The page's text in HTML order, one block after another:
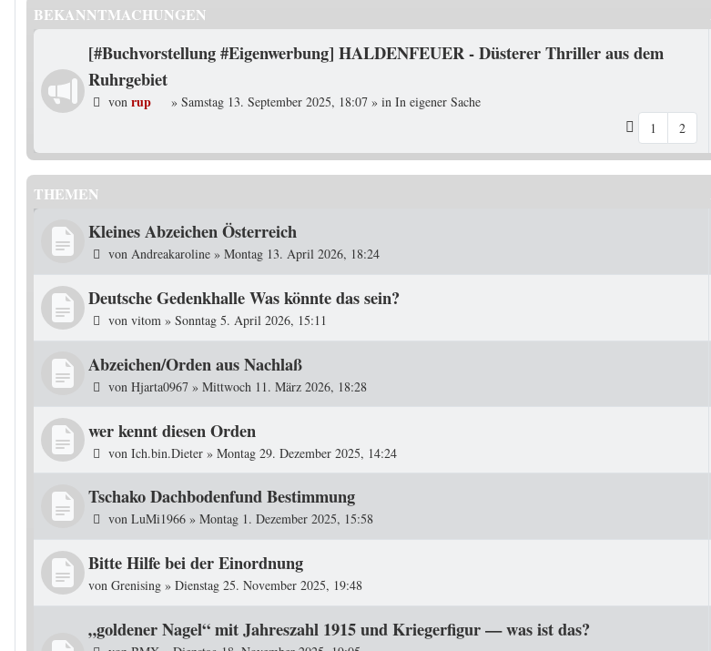
BEKANNTMACHUNGEN
[#Buchvorstellung #Eigenwerbung] HALDENFEUER - Düsterer Thriller aus dem
Ruhrgebiet
von rup » Samstag 13. September 2025, 18:07 » in In eigener Sache
1
2
THEMEN
Kleines Abzeichen Österreich
von Andreakaroline » Montag 13. April 2026, 18:24
Deutsche Gedenkhalle Was könnte das sein?
von vitom » Sonntag 5. April 2026, 15:11
Abzeichen/Orden aus Nachlaß
von Hjarta0967 » Mittwoch 11. März 2026, 18:28
wer kennt diesen Orden
von Ich.bin.Dieter » Montag 29. Dezember 2025, 14:24
Tschako Dachbodenfund Bestimmung
von LuMi1966 » Montag 1. Dezember 2025, 15:58
Bitte Hilfe bei der Einordnung
von Grenising » Dienstag 25. November 2025, 19:48
„goldener Nagel“ mit Jahreszahl 1915 und Kriegerfigur — was ist das?